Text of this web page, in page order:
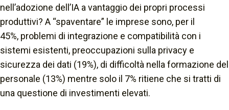
nell’adozione dell’IA a vantaggio dei propri processi
produttivi? A “spaventare” le imprese sono, per il
45%, problemi di integrazione e compatibilità con i
sistemi esistenti, preoccupazioni sulla privacy e
sicurezza dei dati (19%), di difficoltà nella formazione del
personale (13%) mentre solo il 7% ritiene che si tratti di
una questione di investimenti elevati.